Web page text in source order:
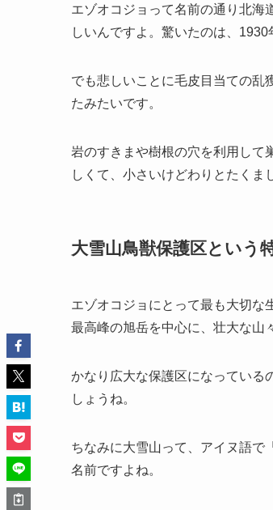
エゾオコジョって名前の通り北海
しいんですよ。驚いたのは、
でも悲しいことに毛皮目当ての乱
たみたいです。
岩のすきまや樹根の穴を利用して
しくて、小さいけどわりとたくま
大雪山鳥獣保護区という
エゾオコジョにとって最も大切な
最高峰の旭岳を中心に、壮大な山
かなり広大な保護区になっている
しょうね。
ちなみに大雪山って、アイヌ語で
名前ですよね。